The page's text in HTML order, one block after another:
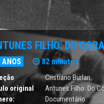
FILHO: DO
ANOS 82 minutos
Cristiano Burlan
original
Antunes Filho: Do
Documentário